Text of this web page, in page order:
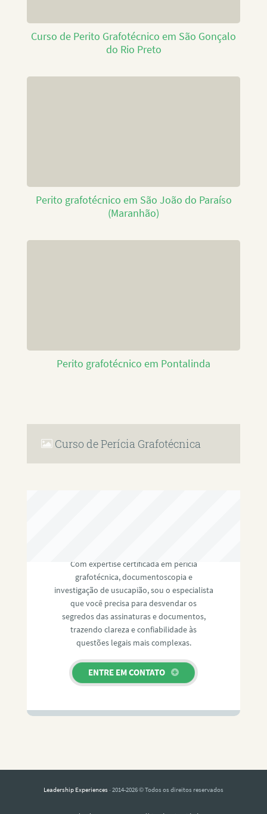
Curso de Perito Grafotécnico em São Gonçalo
do Rio Preto
Perito grafotécnico em São João do Paraíso
(Maranhão)
Perito grafotécnico em Pontalinda
Curso de Perícia Grafotécnica
Com expertise certificada em perícia
grafotécnica, documentoscopia e
investigação de usucapião, sou o especialista
que você precisa para desvendar os
segredos das assinaturas e documentos,
trazendo clareza e confiabilidade às
questões legais mais complexas.
ENTRE EM CONTATO
Leadership Experiences · 2014-2026 © Todos os direitos reservados